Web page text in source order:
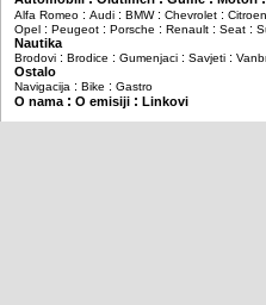
Alfa Romeo : Audi : BMW: Chevrolet : Citroen
Opel : Peugeot : Porsche : Renault : Seat :
Nautika
Brodovi : Brodice : Gumenjaci : Savjeti :
Ostalo
Navigacija : Bike : Gastro
O nama: O emisiji : Linkovi